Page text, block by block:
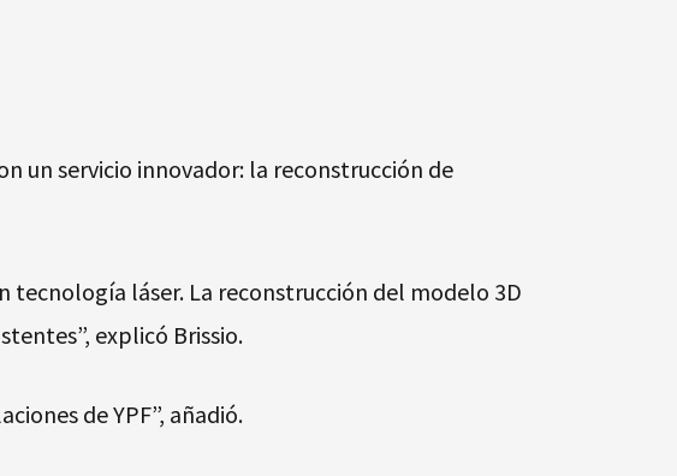
un servicio innovador: la reconstrucción de
tecnología láser. La reconstrucción del modelo 3D
explicó Brissio.
de YPF”, añadió.